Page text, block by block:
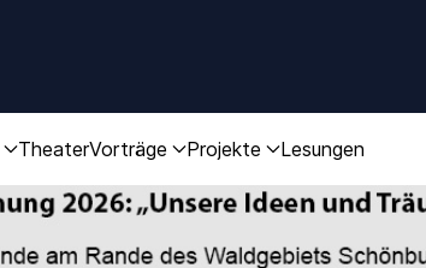
TheaterVorträge Projekte Lesungen